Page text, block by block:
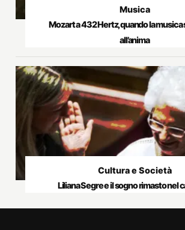
Musica
Mozart a 432 Hertz, quando la musica
all’anima
Cultura e Società
Liliana Segre e il sogno rimasto nel